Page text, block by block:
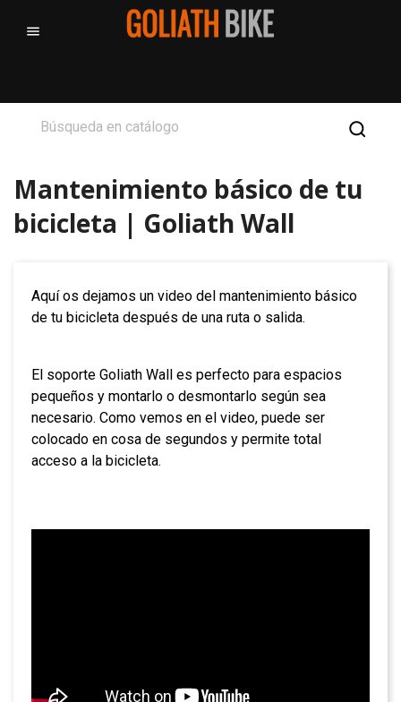

Mantenimiento básico de tu
bicicleta | Goliath Wall
Aquí os dejamos un video del mantenimiento básico
de tu bicicleta después de una ruta o salida.
El soporte Goliath Wall es perfecto para espacios
pequeños y montarlo o desmontarlo según sea
necesario. Como vemos en el video, puede ser
colocado en cosa de segundos y permite total
acceso a la bicicleta.